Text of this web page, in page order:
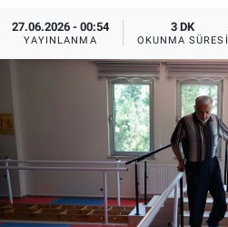
27.06.2026 - 00:54
YAYINLANMA
3 DK
OKUNMA SÜRESI
MAGAZİN
Bilim, Teknoloji
ASAYİŞ